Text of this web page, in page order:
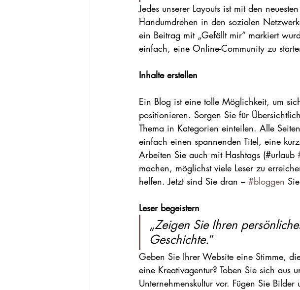
Jedes unserer Layouts ist mit den
Handumdrehen in den sozialen
ein Beitrag mit „Gefällt mir” markiert
einfach, eine Online-Community zu
Inhalte erstellen
Ein Blog ist eine tolle Möglichkeit, um
positionieren. Sorgen Sie für
Thema in Kategorien einteilen. Alle
einfach einen spannenden Titel, eine
Arbeiten Sie auch mit Hashtags (#urlaub
machen, möglichst viele Leser zu
helfen. Jetzt sind Sie dran – #bloggen
Leser begeistern
„Zeigen Sie Ihren
Geschichte.”
Geben Sie Ihrer Website eine Stimme,
eine Kreativagentur? Toben Sie sich aus
Unternehmenskultur vor. Fügen Sie